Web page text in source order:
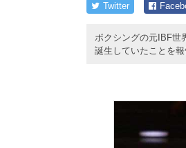
Twitter
ボクシングの元IBF世
誕生していたことを